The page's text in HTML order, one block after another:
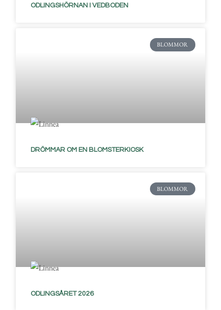
ODLINGSHÖRNAN I VEDBODEN
BLOMMOR
DRÖMMAR OM EN BLOMSTERKIOSK
BLOMMOR
ODLINGSÅRET 2026